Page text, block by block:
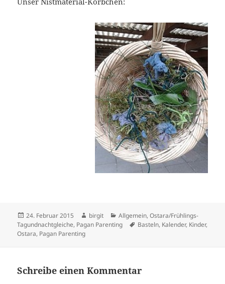
Veröffentlicht
am
24. Februar 2015 Autor
birgit Kategorien
Allgemein,Ostara/Frühlings-
Tagundnachtgleiche, Pagan Parenting Schlagwörter
Basteln, Kalender, Kinder,
Ostara, Pagan Parenting
Schreibe einen Kommentar